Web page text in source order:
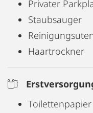
Privater
Staubsauger
Haartrockner
Toilettenpapier